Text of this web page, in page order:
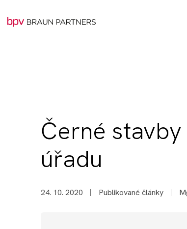
Černé
úřadu
24. 10. 2020 Publikované články